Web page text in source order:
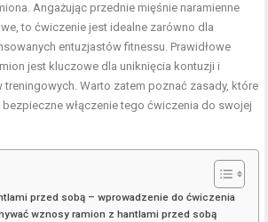
Angażując przednie mięśnie naramienne
to ćwiczenie jest idealne zarówno dla
entuzjastów fitnessu. Prawidłowe
jest kluczowe dla uniknięcia kontuzji i
Warto zatem poznać zasady, które
włączenie tego ćwiczenia do swojej
przed sobą – wprowadzenie do ćwiczenia
wznosy ramion z hantlami przed sobą